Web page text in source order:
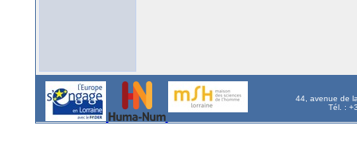
44, avenue de
Tél. :